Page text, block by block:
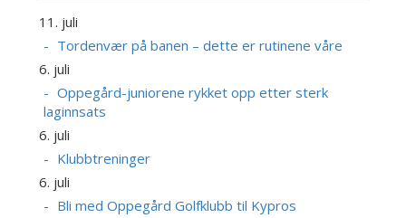
11. juli
Tordenvær på banen – dette er rutinene våre
6. juli
Oppegård-juniorene rykket opp etter sterk
laginnsats
6. juli
Klubbtreninger
6. juli
Bli med Oppegård Golfklubb til Kypros